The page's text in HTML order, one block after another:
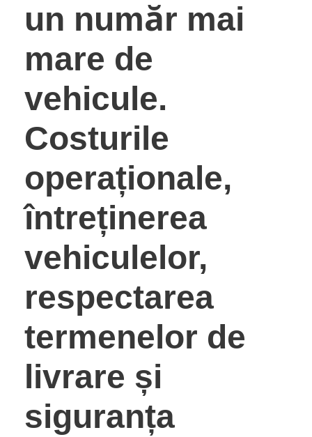
un număr mai
mare de
vehicule.
Costurile
operaționale,
întreținerea
vehiculelor,
respectarea
termenelor de
livrare și
siguranța